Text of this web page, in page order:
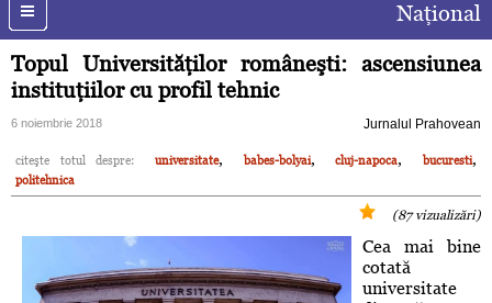
Naţional
Topul Universităţilor româneşti: ascensiunea
instituţiilor cu profil tehnic
6 noiembrie 2018 Jurnalul Prahovean
citeşte totul despre: universitate, babes-bolyai, cluj-napoca, bucuresti,
politehnica
(87 vizualizări)
Cea mai bine
cotată
universitate